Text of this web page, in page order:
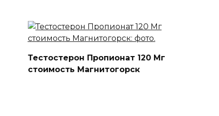
Тестостерон Пропионат 120 Мг
стоимость Магнитогорск